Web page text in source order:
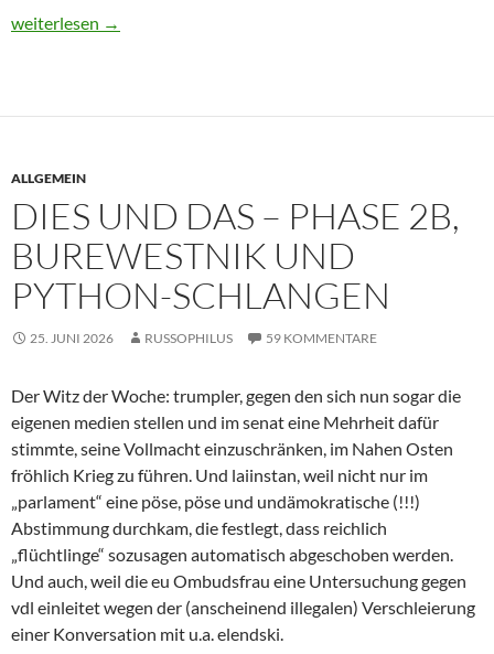
Dies und Das – Waffen-Systeme, Gebälk und ein bisschen 404
weiterlesen →
ALLGEMEIN
DIES UND DAS – PHASE 2B,
BUREWESTNIK UND
PYTHON-SCHLANGEN
25. JUNI 2026 RUSSOPHILUS 59 KOMMENTARE
Der Witz der Woche: trumpler, gegen den sich nun sogar die
eigenen medien stellen und im senat eine Mehrheit dafür
stimmte, seine Vollmacht einzuschränken, im Nahen Osten
fröhlich Krieg zu führen. Und laiinstan, weil nicht nur im
„parlament“ eine pöse, pöse und undämokratische (!!!)
Abstimmung durchkam, die festlegt, dass reichlich
„flüchtlinge“ sozusagen automatisch abgeschoben werden.
Und auch, weil die eu Ombudsfrau eine Untersuchung gegen
vdl einleitet wegen der (anscheinend illegalen) Verschleierung
einer Konversation mit u.a. elendski.